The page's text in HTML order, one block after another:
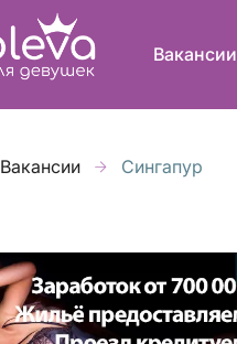
Вакансии
Вакансии Сингапур